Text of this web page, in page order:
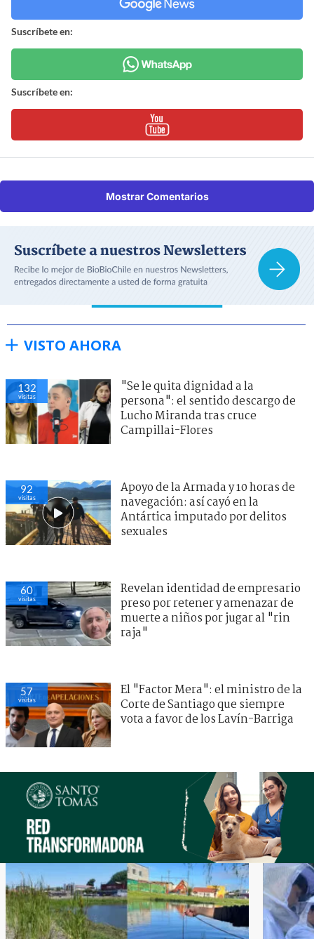
Suscríbete en:
Suscríbete en:
Mostrar Comentarios
VISTO AHORA
132
visitas
"Se le quita dignidad a la
persona": el sentido descargo de
Lucho Miranda tras cruce
Campillai-Flores
92
visitas
Apoyo de la Armada y 10 horas de
navegación: así cayó en la
Antártica imputado por delitos
sexuales
60
visitas
Revelan identidad de empresario
preso por retener y amenazar de
muerte a niños por jugar al "rin
raja"
57
visitas
El "Factor Mera": el ministro de la
Corte de Santiago que siempre
vota a favor de los Lavín-Barriga